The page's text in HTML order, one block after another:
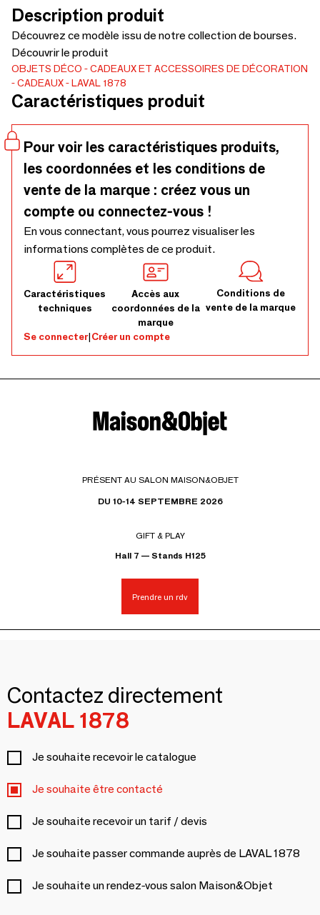
Description produit
Découvrez ce modèle issu de notre collection de bourses.
Découvrir le produit
OBJETS DÉCO
CADEAUX ET ACCESSOIRES DE DÉCORATION
CADEAUX
LAVAL 1878
Caractéristiques produit
Pour voir les caractéristiques produits,
les coordonnées et les conditions de
vente de la marque : créez vous un
compte ou connectez-vous !
En vous connectant, vous pourrez visualiser les
informations complètes de ce produit.
Caractéristiques
techniques
Accès aux
coordonnées de la
marque
Conditions de
vente de la marque
Se connecter|Créer un compte
PRÉSENT AU SALON MAISON&OBJET
DU 10-14 SEPTEMBRE 2026
GIFT & PLAY
Hall 7 — Stands H125
Prendre un rdv
Contactez directement
LAVAL 1878
Je souhaite recevoir le catalogue
Je souhaite être contacté
Je souhaite recevoir un tarif / devis
Je souhaite passer commande auprès de LAVAL 1878
Je souhaite un rendez-vous salon Maison&Objet